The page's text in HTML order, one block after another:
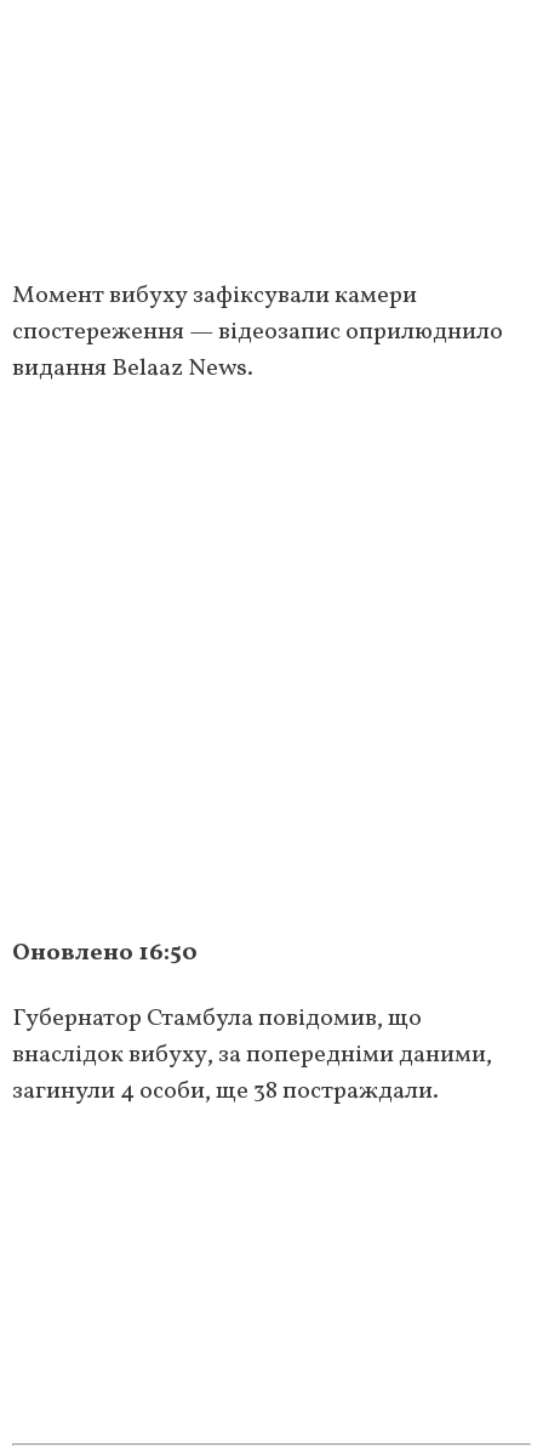
Момент вибуху зафіксували камери
спостереження — відеозапис оприлюднило
видання Belaaz News.
Оновлено 16:50
Губернатор Стамбула повідомив, що
внаслідок вибуху, за попередніми даними,
загинули 4 особи, ще 38 постраждали.